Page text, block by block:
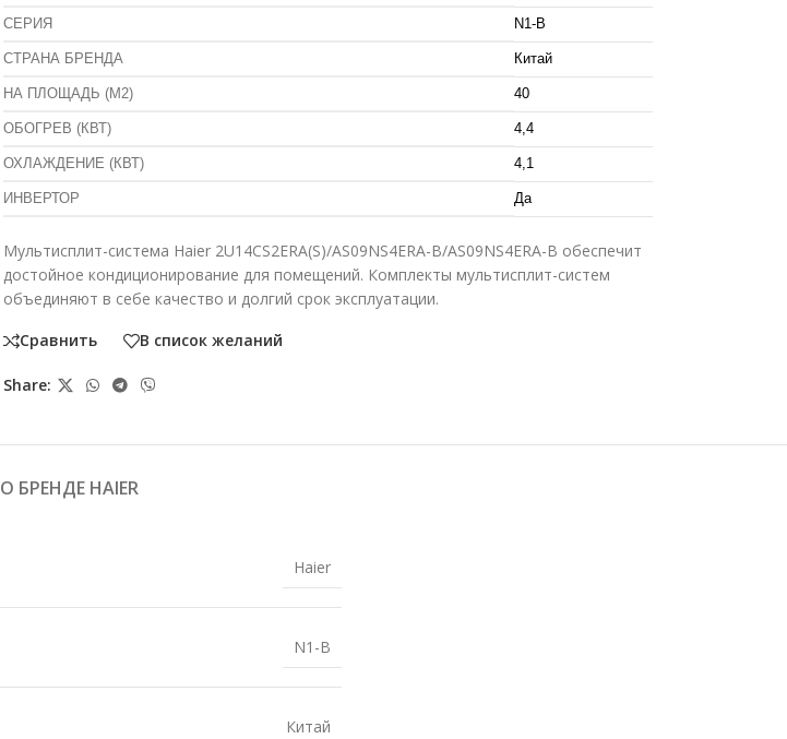
СЕРИЯ N1-B
СТРАНА БРЕНДА Китай
НА ПЛОЩАДЬ (М2) 40
ОБОГРЕВ (КВТ) 4,4
ОХЛАЖДЕНИЕ (КВТ) 4,1
ИНВЕРТОР Да
Мультисплит-система Haier 2U14CS2ERA(S)/AS09NS4ERA-B/AS09NS4ERA-B обеспечит
достойное кондиционирование для помещений. Комплекты мультисплит-систем
объединяют в себе качество и долгий срок эксплуатации.
Сравнить В список желаний
Share:
О БРЕНДЕ HAIER
Haier
N1-B
Китай